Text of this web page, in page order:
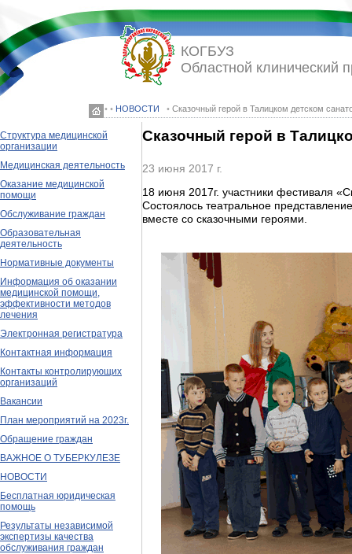
◦ ◦ НОВОСТИ ◦ Сказочный герой в Талицком детском
КОГБУЗ
Областной клинический
Структура медицинской
организации
Медицинская деятельность
Оказание медицинской
помощи
Обслуживание граждан
Образовательная
деятельность
Нормативные документы
Информация об оказании
медицинской помощи,
эффективности методов
лечения
Электронная регистратура
Контактная информация
Контакты контролирующих
организаций
Вакансии
План мероприятий на 2023г.
Обращение граждан
ВАЖНОЕ О ТУБЕРКУЛЕЗЕ
НОВОСТИ
Бесплатная юридическая
помощь
Результаты независимой
экспертизы качества
обслуживания граждан
Сказочный герой в
23 июня 2017 г.
18 июня 2017г. участники фестиваля
Состоялось театральное
вместе со сказочными героями.